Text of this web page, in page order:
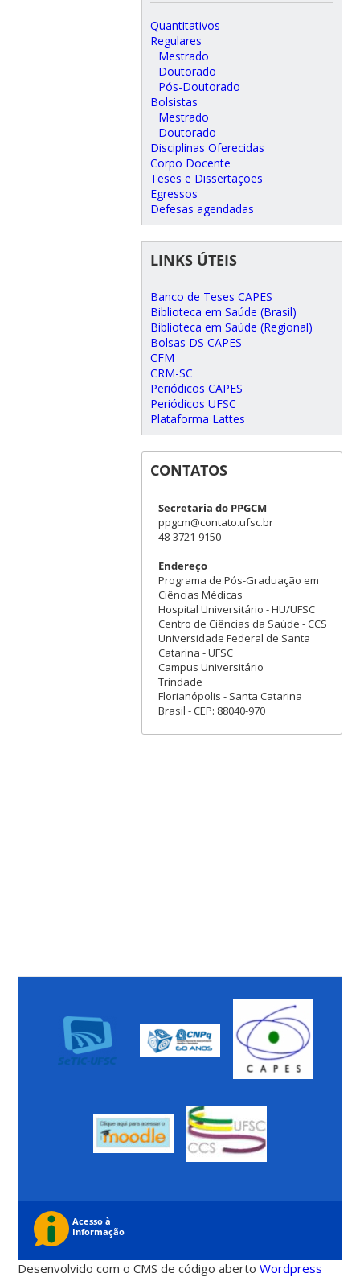
Quantitativos
Regulares
Mestrado
Doutorado
Pós-Doutorado
Bolsistas
Mestrado
Doutorado
Disciplinas Oferecidas
Corpo Docente
Teses e Dissertações
Egressos
Defesas agendadas
LINKS ÚTEIS
Banco de Teses CAPES
Biblioteca em Saúde (Brasil)
Biblioteca em Saúde (Regional)
Bolsas DS CAPES
CFM
CRM-SC
Periódicos CAPES
Periódicos UFSC
Plataforma Lattes
CONTATOS
Secretaria do PPGCM
ppgcm@contato.ufsc.br
48-3721-9150
Endereço
Programa de Pós-Graduação em
Ciências Médicas
Hospital Universitário - HU/UFSC
Centro de Ciências da Saúde - CCS
Universidade Federal de Santa
Catarina - UFSC
Campus Universitário
Trindade
Florianópolis - Santa Catarina
Brasil - CEP: 88040-970
Desenvolvido com o CMS de código abertoWordpress